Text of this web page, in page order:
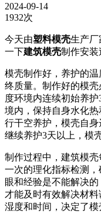
2024-09-14
1932次
今天由塑料模壳生产厂
一下建筑模壳制作安装
模壳制作好，养护的
终质量。制作好的模
度环境内连续初始养
境内，保持自身水化
行干空养护，模壳自
继续养护3天以上，模
制作过程中，建筑模
一次的理化指标检测
眼和经验是不能解决
才能及时有效解决材料
湿度和时间，决定了